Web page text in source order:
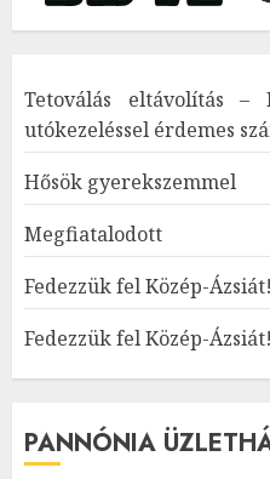
Tetoválás eltávolítás –
utókezeléssel érdemes
Hősök gyerekszemmel
Megfiatalodott
Fedezzük fel Közép-
Fedezzük fel Közép-
PANNÓNIA